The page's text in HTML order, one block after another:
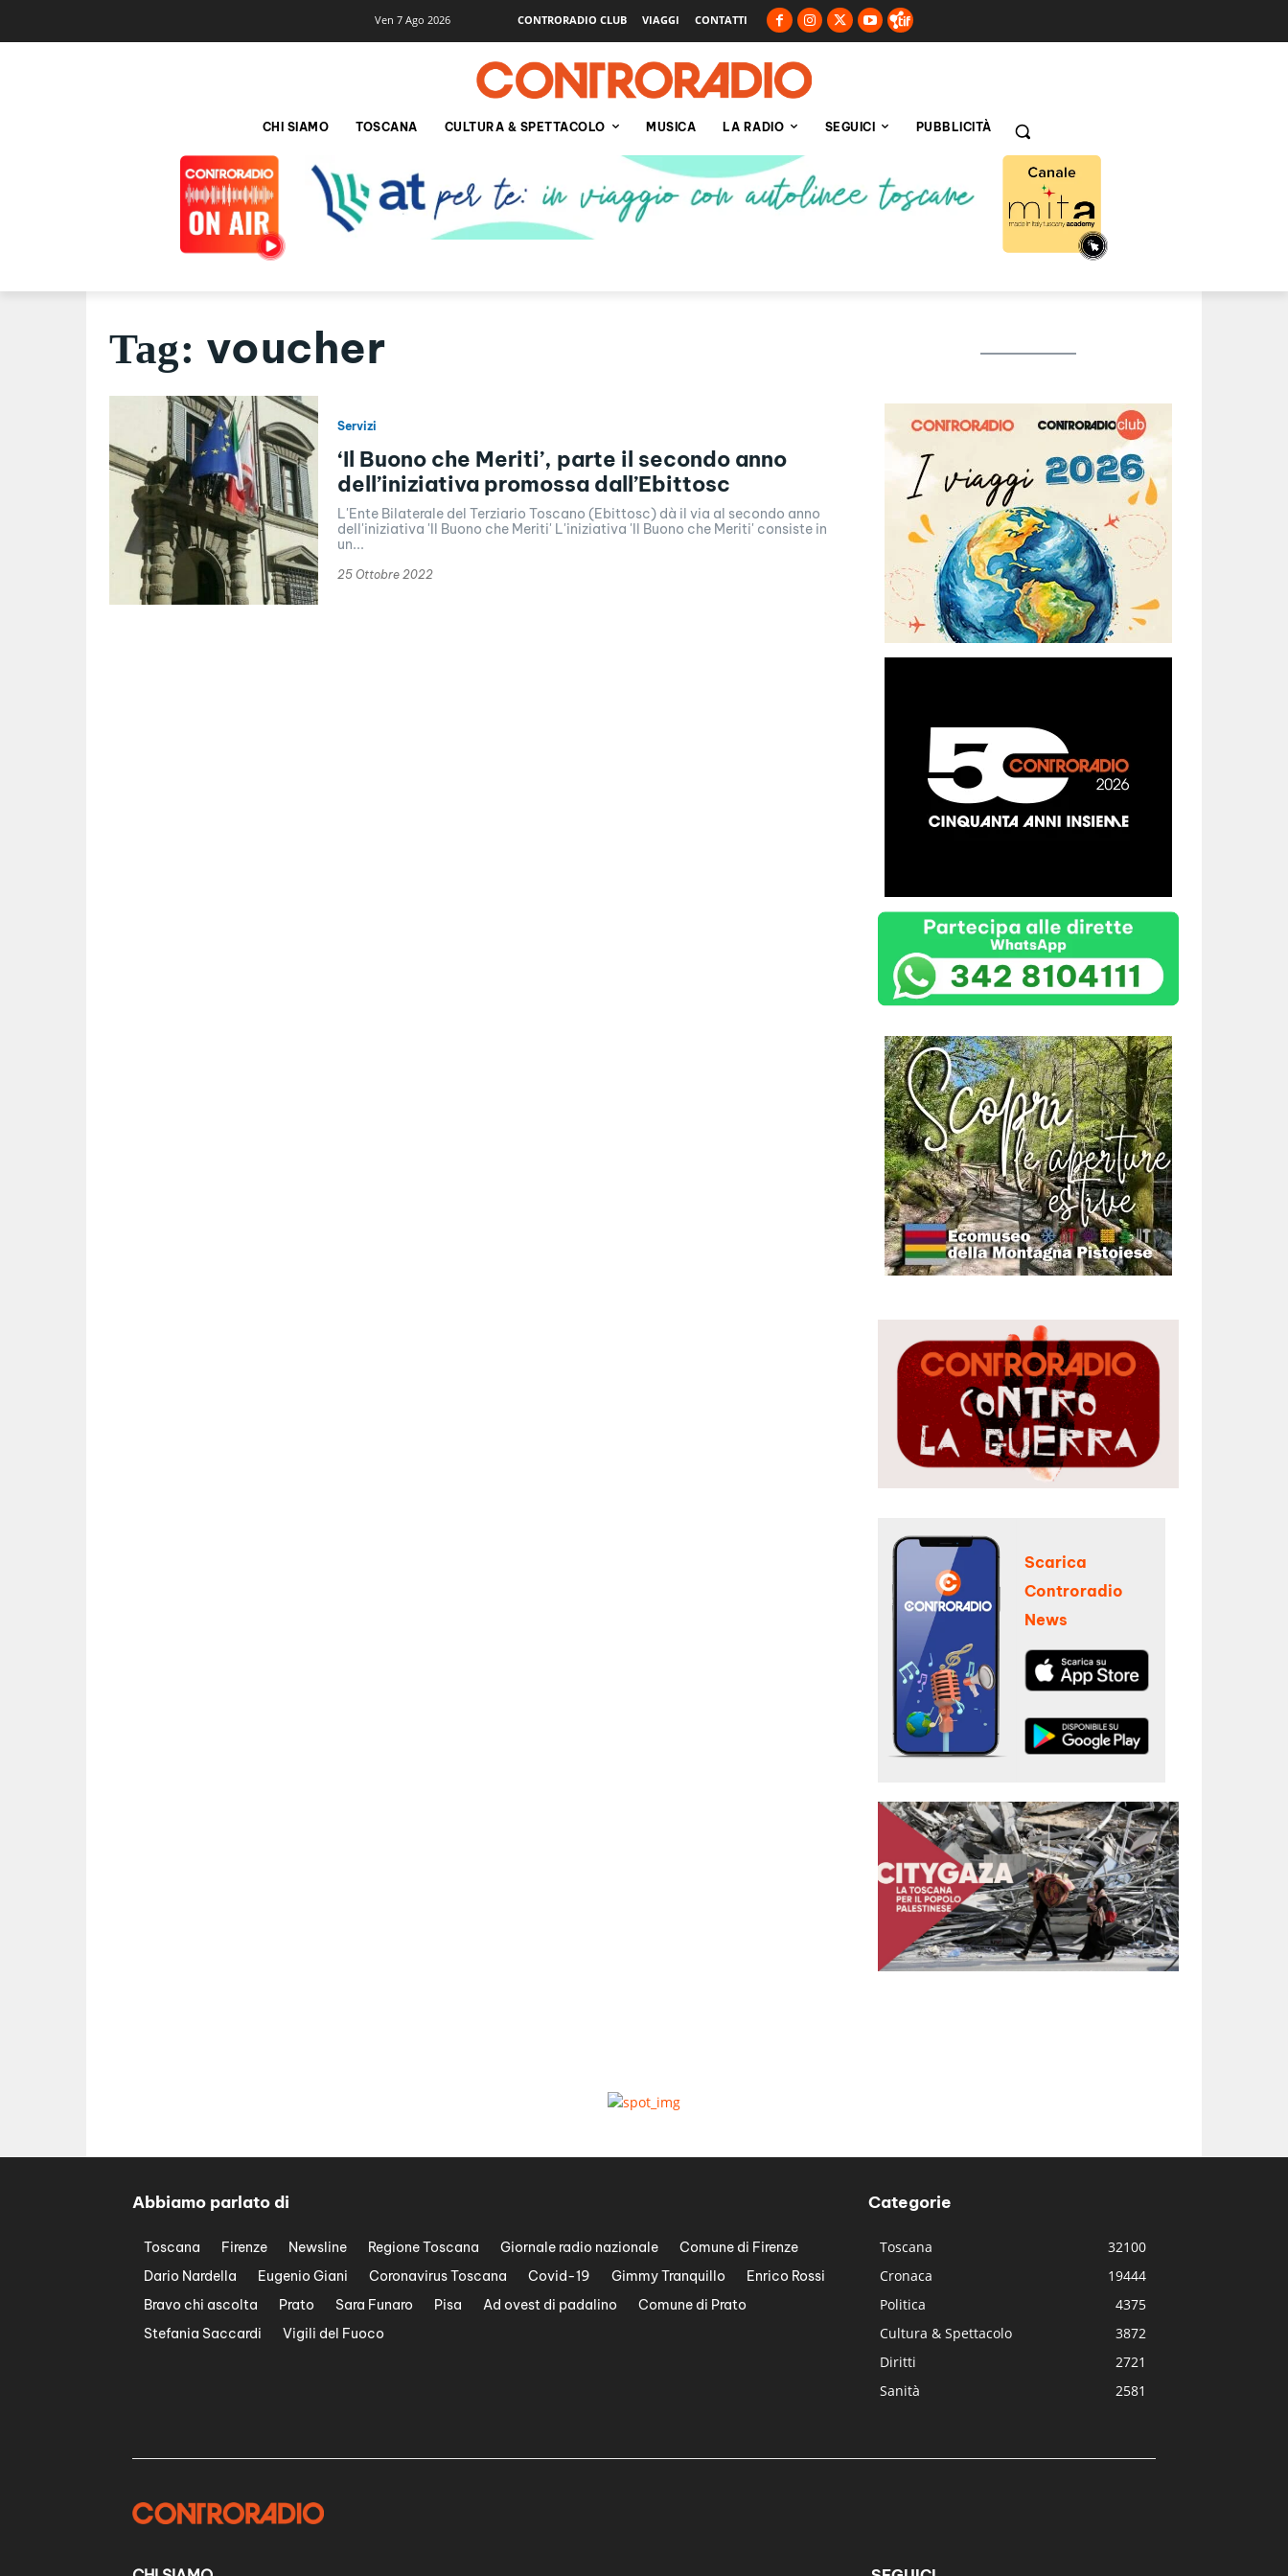
Ven 7 Ago 2026 CONTRORADIO CLUB VIAGGI CONTATTI
CHI SIAMO TOSCANA CULTURA & SPETTACOLO MUSICA LA RADIO SEGUICI PUBBLICITÀ
Tag: voucher
Servizi
‘Il Buono che Meriti’, parte il secondo anno
dell’iniziativa promossa dall’Ebittosc
L'Ente Bilaterale del Terziario Toscano (Ebittosc) dà il via al secondo anno
dell'iniziativa 'Il Buono che Meriti' L'iniziativa 'Il Buono che Meriti' consiste in
un...
25 Ottobre 2022
Scarica
Controradio
News
Abbiamo parlato di
Toscana Firenze Newsline Regione Toscana Giornale radio nazionale
Comune di Firenze
Dario Nardella
Eugenio Giani Coronavirus Toscana Covid-19 Gimmy Tranquillo
Enrico Rossi
Bravo chi ascolta
Prato Sara Funaro Pisa Ad ovest di padalino
Comune di Prato
Stefania Saccardi
Vigili del Fuoco
Categorie
Toscana
32100
Cronaca
19444
Politica
4375
Cultura & Spettacolo
3872
Diritti
2721
Sanità
2581